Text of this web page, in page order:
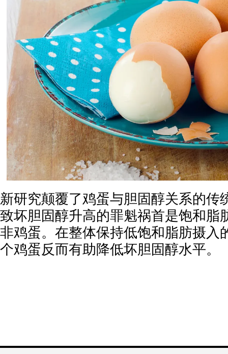
新研究颠覆了鸡蛋与胆固醇关系的传
致坏胆固醇升高的罪魁祸首是饱和脂
非鸡蛋。在整体保持低饱和脂肪摄入
个鸡蛋反而有助降低坏胆固醇水平。